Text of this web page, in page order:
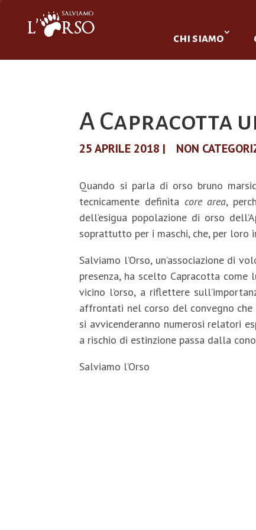
chi siamo
A Capracotta
25 APRILE 2018 | NON
Quando si parla di orso bruno
tecnicamente definita core area,
dell’esigua popolazione di orso
soprattutto per i maschi, che, per loro
Salviamo l’Orso, un’associazione di
presenza, ha scelto Capracotta
vicino l’orso, a riflettere
affrontati nel corso del convegno
si avvicenderanno numerosi relatori
a rischio di estinzione passa dalla
Salviamo l’Orso